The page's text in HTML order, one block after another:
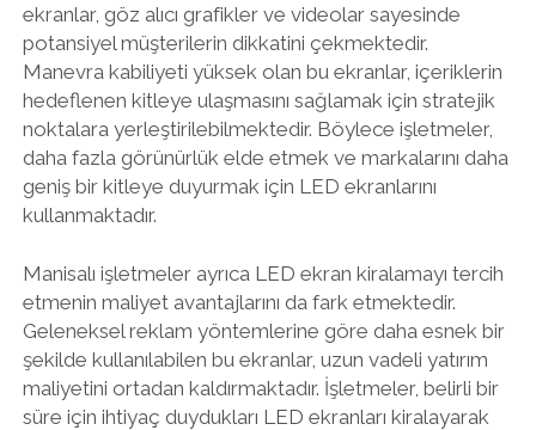
ekranlar, göz alıcı grafikler ve videolar sayesinde
potansiyel müşterilerin dikkatini çekmektedir.
Manevra kabiliyeti yüksek olan bu ekranlar, içeriklerin
hedeflenen kitleye ulaşmasını sağlamak için stratejik
noktalara yerleştirilebilmektedir. Böylece işletmeler,
daha fazla görünürlük elde etmek ve markalarını daha
geniş bir kitleye duyurmak için LED ekranlarını
kullanmaktadır.
Manisalı işletmeler ayrıca LED ekran kiralamayı tercih
etmenin maliyet avantajlarını da fark etmektedir.
Geleneksel reklam yöntemlerine göre daha esnek bir
şekilde kullanılabilen bu ekranlar, uzun vadeli yatırım
maliyetini ortadan kaldırmaktadır. İşletmeler, belirli bir
süre için ihtiyaç duydukları LED ekranları kiralayarak